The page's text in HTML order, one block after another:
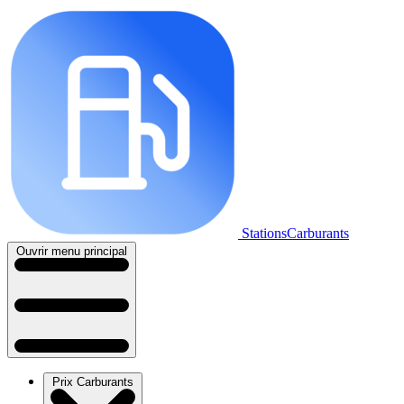
StationsCarburants
Ouvrir menu principal
Prix Carburants